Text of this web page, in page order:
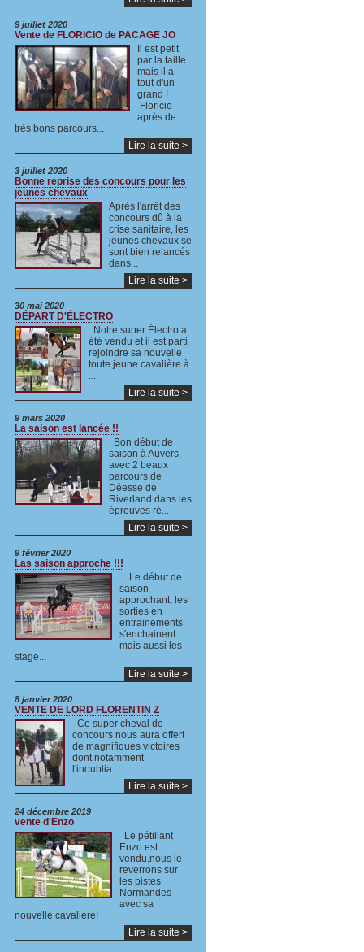
9 juillet 2020
Vente de FLORICIO de PACAGE JO
Il est petit
par la taille
mais il a
tout d'un
grand !
Floricio
après de
très bons parcours...
Lire la suite >
3 juillet 2020
Bonne reprise des concours pour les
jeunes chevaux
Après l'arrêt des
concours dû à la
crise sanitaire, les
jeunes chevaux se
sont bien relancés
dans...
Lire la suite >
30 mai 2020
DÉPART D'ÉLECTRO
Notre super Électro a
été vendu et il est parti
rejoindre sa nouvelle
toute jeune cavalière à
...
Lire la suite >
9 mars 2020
La saison est lancée !!
Bon début de
saison à Auvers,
avec 2 beaux
parcours de
Déesse de
Riverland dans les
épreuves ré...
Lire la suite >
9 février 2020
Las saison approche !!!
Le début de
saison
approchant, les
sorties en
entrainements
s'enchainent
mais aussi les
stage...
Lire la suite >
8 janvier 2020
VENTE DE LORD FLORENTIN Z
Ce super cheval de
concours nous aura offert
de magnifiques victoires
dont notamment
l'inoublia...
Lire la suite >
24 décembre 2019
vente d'Enzo
Le pétillant
Enzo est
vendu,nous le
reverrons sur
les pistes
Normandes
avec sa
nouvelle cavalière!
Lire la suite >